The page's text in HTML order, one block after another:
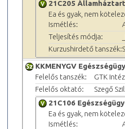
21C205
Ea és gyak, nem
Ismétlés:
Teljesítés módja:
Kurzushirdető tanszék:
KKMENYGV
Felelős tanszék:
GTK
Felelős oktató:
Szegő
21C106
Ea és gyak, nem
Ismétlés: